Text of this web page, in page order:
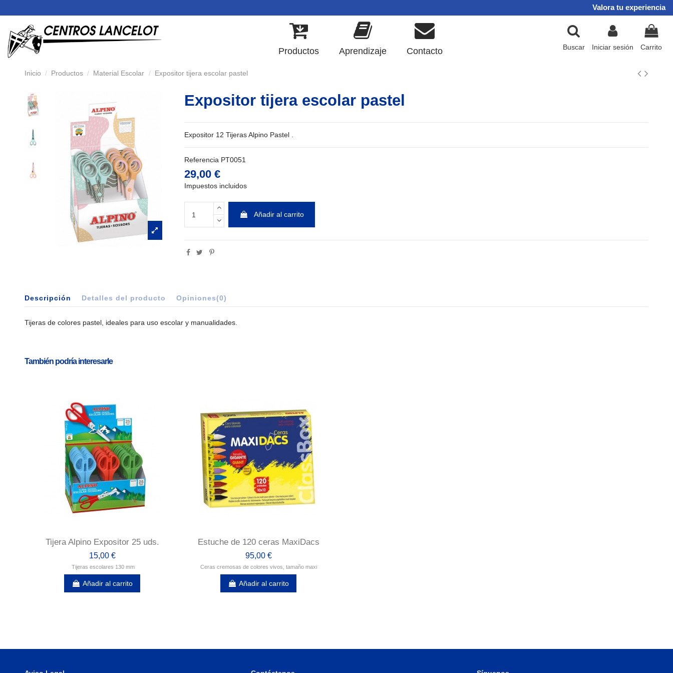
Valora tu experiencia
Productos Aprendizaje Contacto Buscar Iniciar sesión Carrito
Inicio Productos Material Escolar Expositor tijera escolar pastel
Expositor tijera escolar pastel
Expositor 12 Tijeras Alpino Pastel .
Referencia PT0051
29,00 €
Impuestos incluidos
Añadir al carrito
Descripción Detalles del producto Opiniones(0)
Tijeras de colores pastel, ideales para uso escolar y manualidades.
También podría interesarle
Tijera Alpino Expositor 25 uds.
15,00 €
Tijeras escolares 130 mm
Añadir al carrito
Estuche de 120 ceras MaxiDacs
95,00 €
Ceras cremosas de colores vivos, tamaño maxi
Añadir al carrito